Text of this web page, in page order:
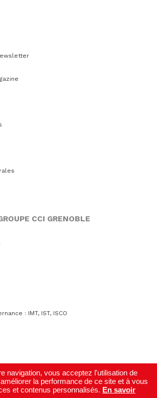
CCI GRENOBLE
: IMT, IST, ISCO
navigation, vous acceptez l'utilisation de
la performance de ce site et à vous
et contenus personnalisés. En savoir